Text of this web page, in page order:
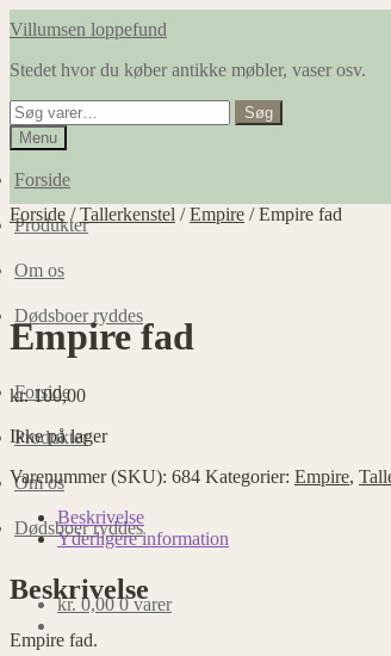
Spring
navigation
Spring
indhold
Villumsen loppefund
Stedet hvor du køber antikke møbler, vaser osv.
Søg
efter:
Søg
Menu
Forside
Produkter
Om os
Dødsboer ryddes
Forside
Produkter
Om os
Dødsboer ryddes
kr.0,00 0 varer
Forside /Tallerkenstel /Empire /Empire fad
Empire fad
kr.100,00
Ikke på lager
Varenummer (SKU): 684 Kategorier: Empire,
Beskrivelse
Yderligere information
Beskrivelse
Empire fad.